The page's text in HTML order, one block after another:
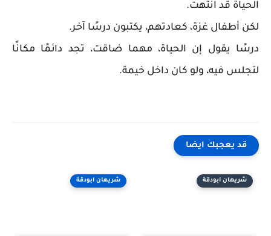
الحياة قد انتهت.
لكن أطفال غزة، كعادتهم، يكتبون درسًا آخر.
درسًا يقول إن الحياة، مهما ضاقت، تجد دائمًا مكانًا
لتجلس فيه، ولو كان داخل خيمة.
قد يعجبك ايضا
شريهان ابودقة شريهان ابودقة